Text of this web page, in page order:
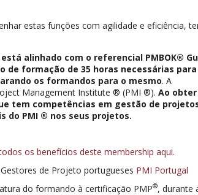
estas funções com agilidade e eficiência,
alinhado com o referencial PMBOK®
de formação de 35 horas necessárias para
os formandos para o mesmo. A
Management Institute ® (PMI ®).Ao obter
tem competências em gestão de
do PMI ® nos seus projetos.
os benefícios deste membership aqui.
de Projeto portugueses PMI Portugal
do formando à certificação PMP®, durante